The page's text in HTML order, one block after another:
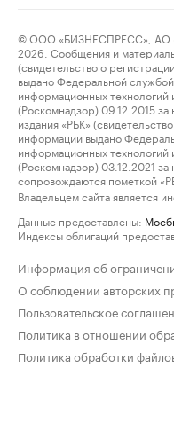
© ООО «БИЗНЕСПРЕСС», АО
2026. Сообщения и
(свидетельство о
выдано Федеральной
информационных технологий
(Роскомнадзор) 09.12.2015
издания «РБК»
информации выдано
информационных технологий
(Роскомнадзор) 03.12.2021
сопровождаются пометкой
Владельцем сайта является
Данные предоставлены:
Индексы облигаций
Информация об
О соблюдении авторских
Пользовательское
Политика в отношении
Политика обработки